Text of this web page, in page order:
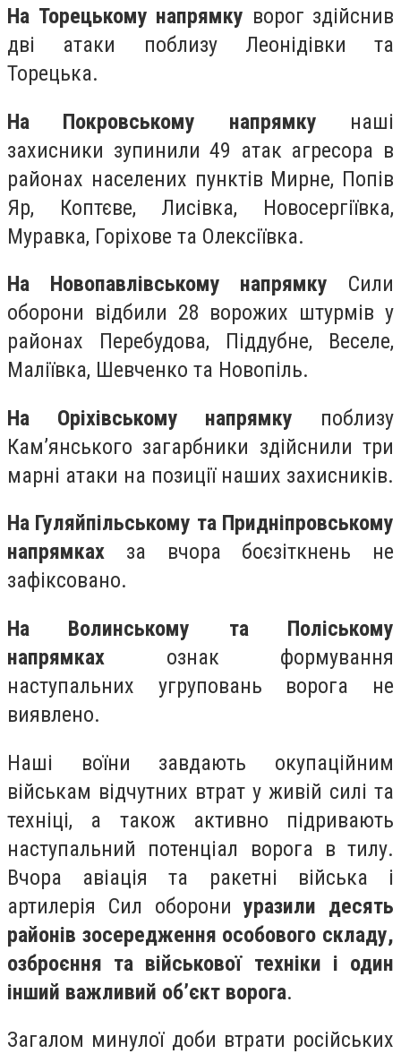
На Торецькому напрямку ворог здійснив
дві атаки поблизу Леонідівки та
Торецька.
На Покровському напрямку наші
захисники зупинили 49 атак агресора в
районах населених пунктів Мирне, Попів
Яр, Коптєве, Лисівка, Новосергіївка,
Муравка, Горіхове та Олексіївка.
На Новопавлівському напрямку Сили
оборони відбили 28 ворожих штурмів у
районах Перебудова, Піддубне, Веселе,
Маліївка, Шевченко та Новопіль.
На Оріхівському напрямку поблизу
Кам’янського загарбники здійснили три
марні атаки на позиції наших захисників.
На Гуляйпільському та Придніпровському
напрямках за вчора боєзіткнень не
зафіксовано.
На Волинському та Поліському
напрямках ознак формування
наступальних угруповань ворога не
виявлено.
Наші воїни завдають окупаційним
військам відчутних втрат у живій силі та
техніці, а також активно підривають
наступальний потенціал ворога в тилу.
Вчора авіація та ракетні війська і
артилерія Сил оборониуразили десять
районів зосередження особового складу,
озброєння та військової техніки і один
інший важливий об’єкт ворога.
Загалом минулої доби втрати російських